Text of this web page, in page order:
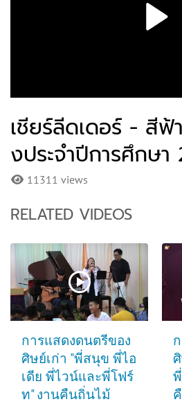
เชียร์ลีดเดอร์ - สี
งประจำปีการศึกษา
11311 views
RELATED VIDEOS
การแสดงดนตรีของ
ศิษย์เก่า "พี่สนุข พี่ไอ
เดีย พี่ไวน์และพี่โฟร์
ท" งานคืนถิ่นไม้